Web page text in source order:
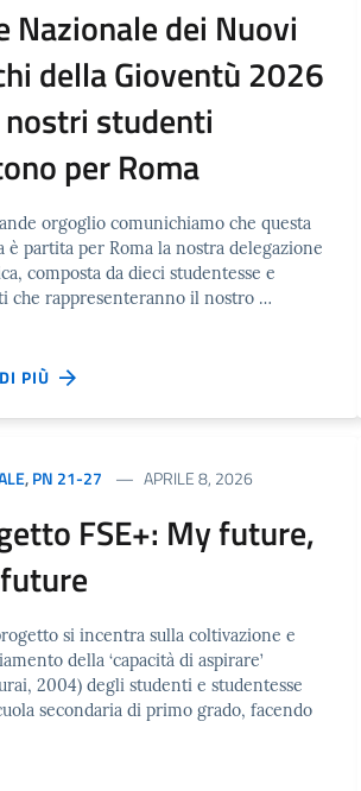
Nazionale dei Nuovi
della Gioventù 2026
studenti
per Roma
orgoglio comunichiamo che questa
è partita per Roma la nostra delegazione
composta da dieci studentesse e
che rappresenteranno il nostro …
PIÙ
,PN 21-27 APRILE 8, 2026
FSE+: My future,
si incentra sulla coltivazione e
della ‘capacità di aspirare’
2004) degli studenti e studentesse
secondaria di primo grado, facendo